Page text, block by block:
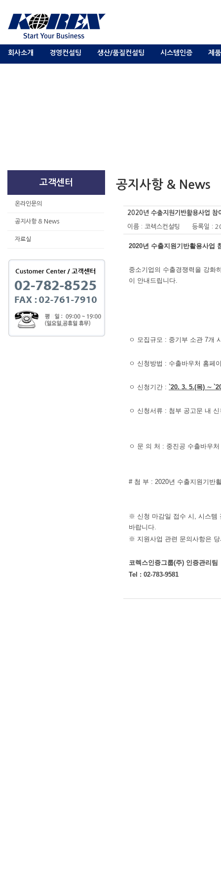
회사소개 경영컨설팅 생산/품질컨설팅 시스템인증 제
고객센터
온라인문의
공지사항 & News
자료실
공지사항 & News
2020년 수출지원기반활용사업 참
이름 : 코렉스컨설팅 등록일 :
2020년 수출지원기반활용사업
중소기업의 수출경쟁력을 강화
이 안내드립니다.
ㅇ 모집규모 : 중기부 소관 7개
ㅇ 신청방법 : 수출바우처 홈페
ㅇ 신청기간 : `20. 3. 5.(목) ∼
ㅇ 신청서류 : 첨부 공고문 내
ㅇ 문 의 처 : 중진공 수출바우
# 첨 부 : 2020년 수출지원기반
※ 신청 마감일 접수 시, 시스템
바랍니다.
※ 지원사업 관련 문의사항은
코렉스인증그룹(주) 인증관리팀
Tel : 02-783-9581